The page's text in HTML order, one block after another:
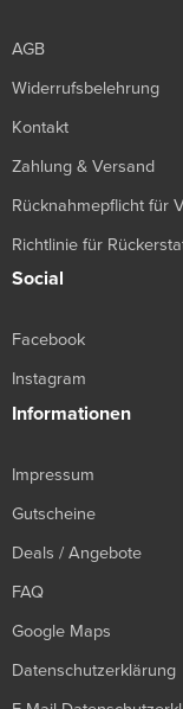
AGB
Widerrufsbelehrung
Kontakt
Zahlung & Versand
Rücknahmepflicht für
Richtlinie für
Social
Facebook
Instagram
Informationen
Impressum
Gutscheine
Deals / Angebote
FAQ
Google Maps
Datenschutzerklärung